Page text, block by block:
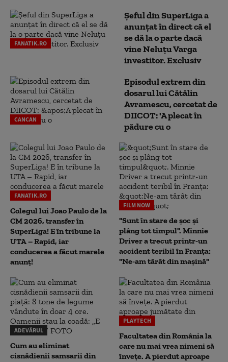
FANATIK.RO
Șeful din SuperLiga a
anunțat în direct că el
se dă la o parte dacă
vine Neluțu Varga
investitor. Exclusiv
CANCAN
Episodul extrem din
dosarul lui Cătălin
Avramescu, cercetat de
DIICOT: 'A plecat în
pădure cu o
FANATIK.RO
Colegul lui Joao Paulo de la
CM 2026, transfer în
SuperLiga! E în tribune la
UTA – Rapid, iar
conducerea a făcut marele
anunț!
FILM NOW
"Sunt în stare de șoc și
plâng tot timpul". Minnie
Driver a trecut printr-un
accident teribil în Franța:
"Ne-am târât din mașină"
ADEVĂRUL
Cum au eliminat
cisnădienii samsarii din
PLAYTECH
Facultatea din România la
care nu mai vrea nimeni să
înveţe. A pierdut aproape